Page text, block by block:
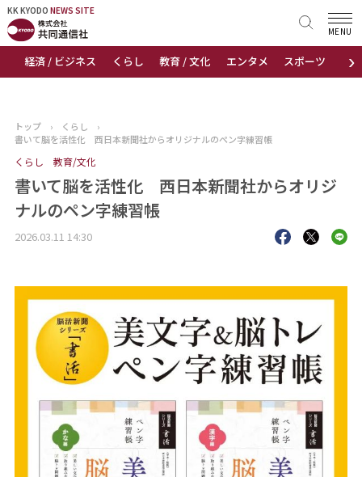
KK KYODO NEWS SITE
›
経済 / ビジネス くらし 教育 / 文化 エンタメ スポーツ 地域
MENU
KK KYODONEWS SITE
トップページ
ニュース
おすすめコンテンツ
出版物
トップ › くらし
›
書いて脳を活性化 西日本新聞社からオリジナルのペン字練習帳
くらし 教育/文化
書いて脳を活性化 西日本新聞社からオリジ
ナルのペン字練習帳
2026.03.11 14:30